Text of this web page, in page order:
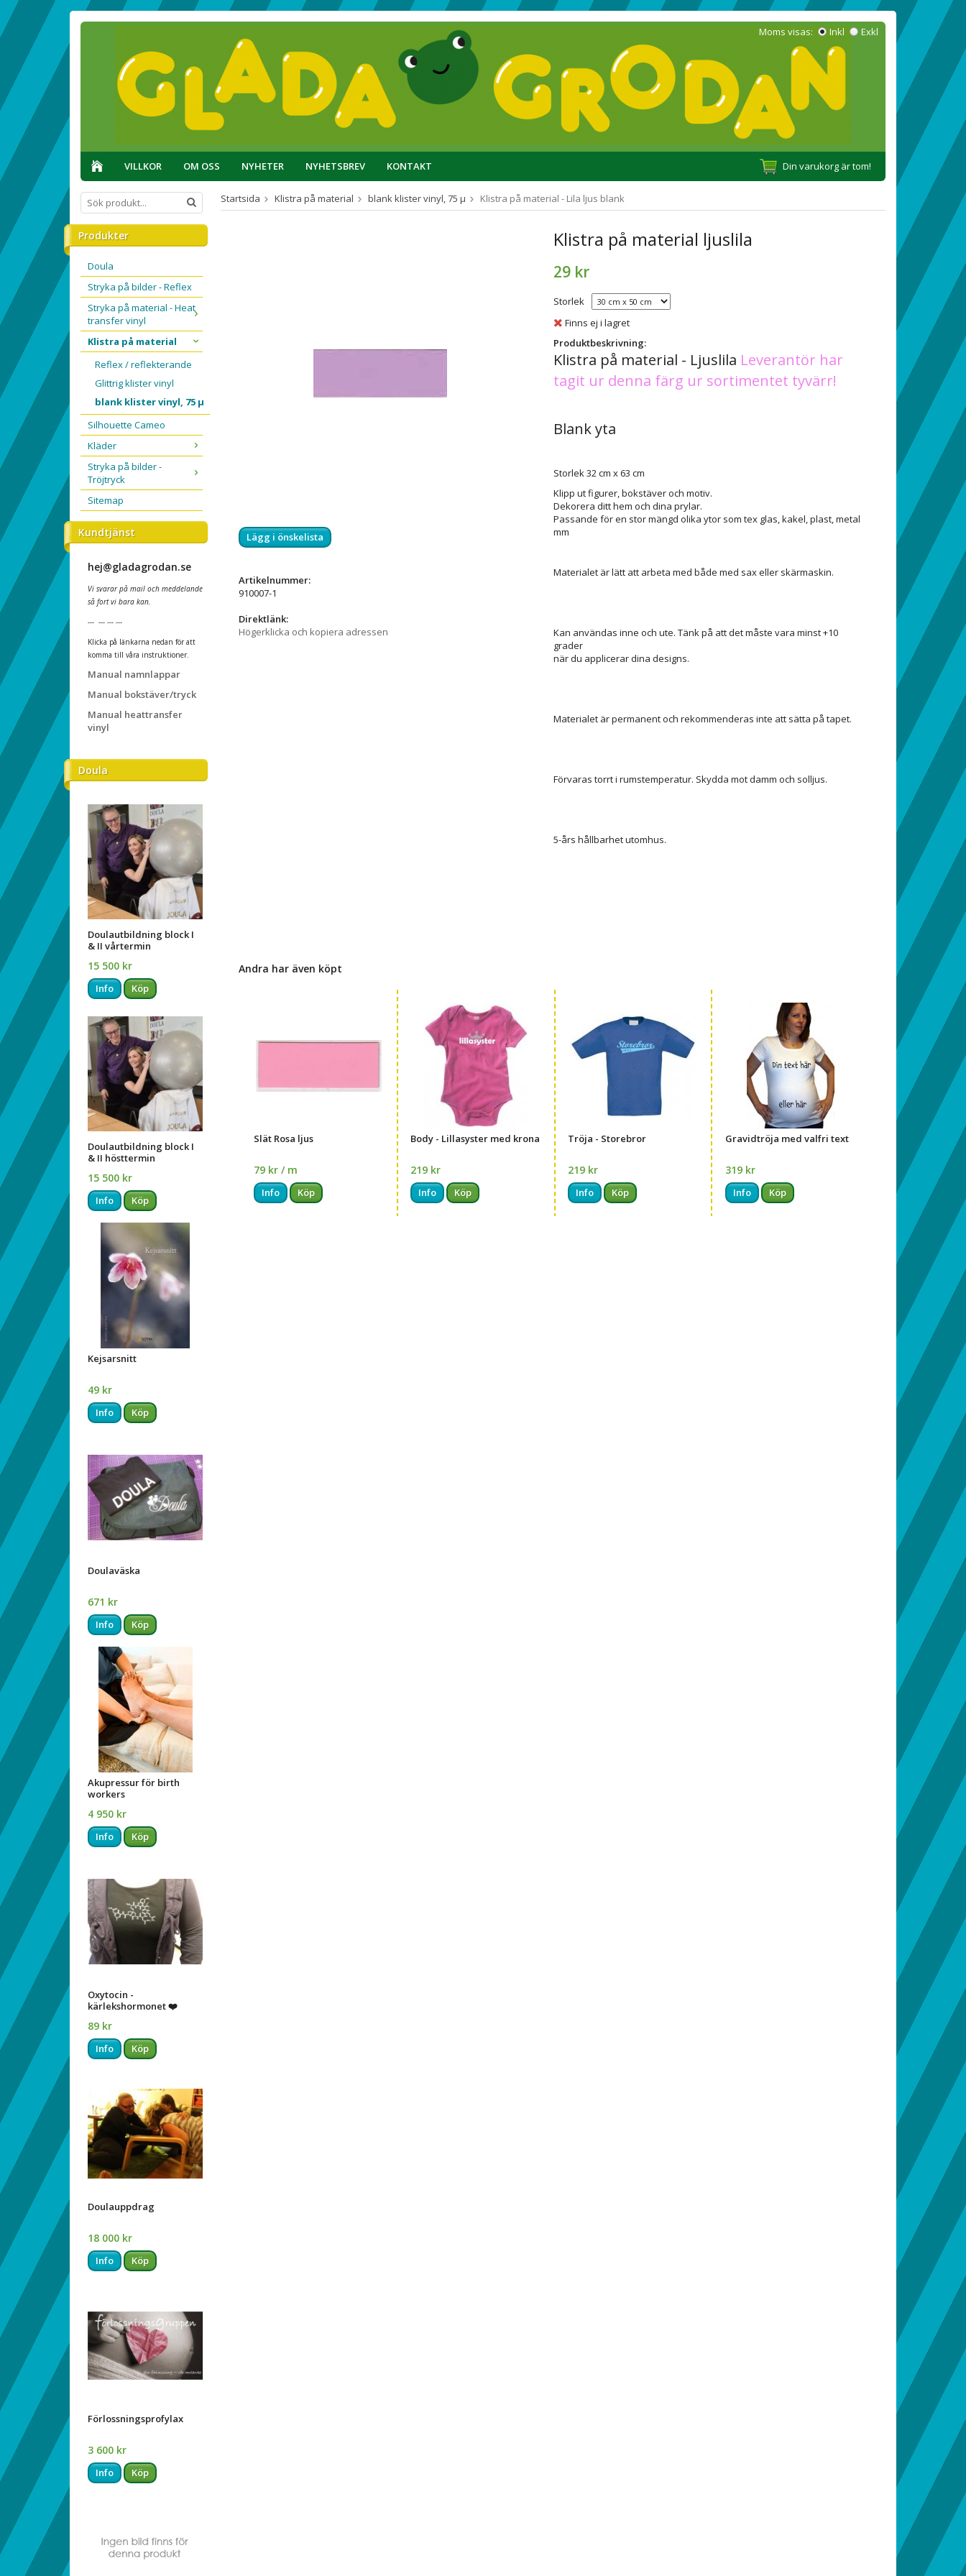
Moms visas: Inkl Exkl
VILLKOR OM OSS NYHETER NYHETSBREV KONTAKT Din varukorg är tom!
Produkter
Doula
Stryka på bilder - Reflex
Stryka på material - Heat
transfer vinyl
Klistra på material
Reflex / reflekterande
Glittrig klister vinyl
blank klister vinyl, 75 µ
Silhouette Cameo
Kläder
Stryka på bilder -
Tröjtryck
Sitemap
Kundtjänst
hej@gladagrodan.se
Vi svarar på mail och meddelande
så fort vi bara kan.
--- --- --- ---
Klicka på länkarna nedan för att
komma till våra instruktioner.
Manual namnlappar
Manual bokstäver/tryck
Manual heattransfer
vinyl
Doula
Doulautbildning block I
& II vårtermin
15 500 kr
Info Köp
Doulautbildning block I
& II hösttermin
15 500 kr
Info Köp
Kejsarsnitt
49 kr
Info Köp
Doulaväska
671 kr
Info Köp
Akupressur för birth
workers
4 950 kr
Info Köp
Oxytocin -
kärlekshormonet ❤️
89 kr
Info Köp
Doulauppdrag
18 000 kr
Info Köp
Förlossningsprofylax
3 600 kr
Info Köp
Startsida Klistra på material blank klister vinyl, 75 µ Klistra på material - Lila ljus blank
Klistra på material ljuslila
29 kr
Storlek
Finns ej i lagret
Produktbeskrivning:
Klistra på material - Ljuslila Leverantör har
tagit ur denna färg ur sortimentet tyvärr!
Blank yta
Storlek 32 cm x 63 cm
Klipp ut figurer, bokstäver och motiv.
Dekorera ditt hem och dina prylar.
Passande för en stor mängd olika ytor som tex glas, kakel, plast, metal
mm
Materialet är lätt att arbeta med både med sax eller skärmaskin.
Kan användas inne och ute. Tänk på att det måste vara minst +10
grader
när du applicerar dina designs.
Materialet är permanent och rekommenderas inte att sätta på tapet.
Förvaras torrt i rumstemperatur. Skydda mot damm och solljus.
5-års hållbarhet utomhus.
Lägg i önskelista
Artikelnummer:
910007-1
Direktlänk:
Högerklicka och kopiera adressen
Andra har även köpt
Slät Rosa ljus
79 kr / m
Info Köp
Body - Lillasyster med krona
219 kr
Info Köp
Tröja - Storebror
219 kr
Info Köp
Gravidtröja med valfri text
319 kr
Info Köp